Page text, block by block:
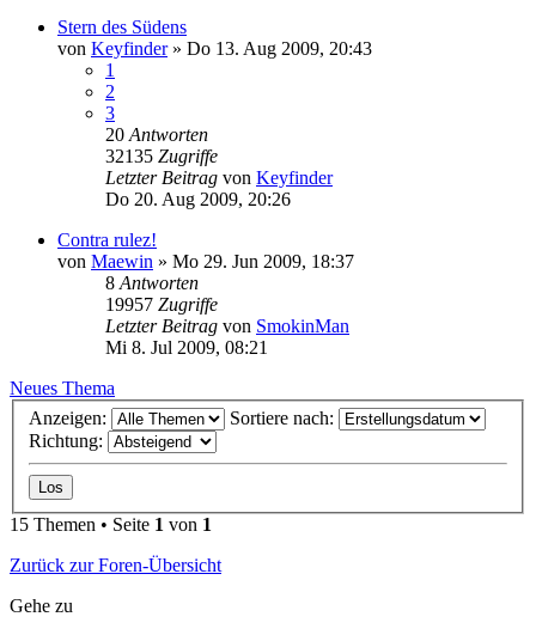
Stern des Südens
von Keyfinder» Do 13. Aug 2009, 20:43
1
2
3
20 Antworten
32135 Zugriffe
Letzter Beitrag von Keyfinder
Do 20. Aug 2009, 20:26
Contra rulez!
von Maewin » Mo 29. Jun 2009, 18:37
8 Antworten
19957 Zugriffe
Letzter Beitrag von SmokinMan
Mi 8. Jul 2009, 08:21
Neues Thema
Anzeigen:
Sortiere nach:
Richtung:
15 Themen • Seite 1 von 1
Zurück zur Foren-Übersicht
Gehe zu